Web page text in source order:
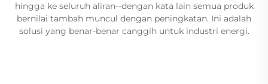
hingga ke seluruh aliran--dengan kata lain semua produk
bernilai tambah muncul dengan peningkatan. Ini adalah
solusi yang benar-benar canggih untuk industri energi.